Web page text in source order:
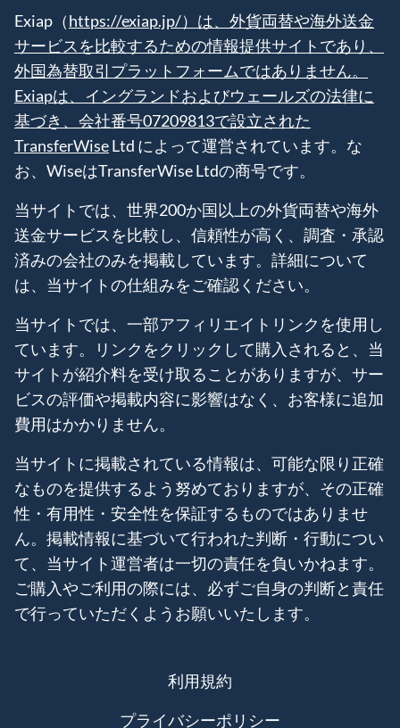
Exiap（https://exiap.jp/）は、外貨両替や海外送金
サービスを比較するための情報提供サイトであり、
外国為替取引プラットフォームではありません。
Exiapは、イングランドおよびウェールズの法律に
基づき、会社番号07209813で設立された
TransferWiseLtd によって運営されています。な
お、WiseはTransferWise Ltdの商号です。
当サイトでは、世界200か国以上の外貨両替や海外
送金サービスを比較し、信頼性が高く、調査・承認
済みの会社のみを掲載しています。詳細について
は、当サイトの仕組みをご確認ください。
当サイトでは、一部アフィリエイトリンクを使用し
ています。リンクをクリックして購入されると、当
サイトが紹介料を受け取ることがありますが、サー
ビスの評価や掲載内容に影響はなく、お客様に追加
費用はかかりません。
当サイトに掲載されている情報は、可能な限り正確
なものを提供するよう努めておりますが、その正確
性・有用性・安全性を保証するものではありませ
ん。掲載情報に基づいて行われた判断・行動につい
て、当サイト運営者は一切の責任を負いかねます。
ご購入やご利用の際には、必ずご自身の判断と責任
で行っていただくようお願いいたします。
利用規約
プライバシーポリシー